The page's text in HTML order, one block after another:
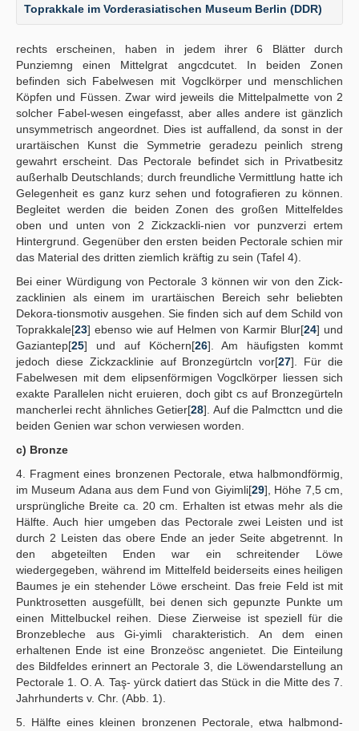
Toprakkale im Vorderasiatischen Museum Berlin (DDR)
rechts erscheinen, haben in jedem ihrer 6 Blätter durch
Punziemng einen Mittelgrat angcdcutet. In beiden Zonen
befinden sich Fabelwesen mit Vogclkörper und menschlichen
Köpfen und Füssen. Zwar wird jeweils die Mittelpalmette von 2
solcher Fabel-wesen eingefasst, aber alles andere ist gänzlich
unsymmetrisch angeordnet. Dies ist auffallend, da sonst in der
urartäischen Kunst die Symmetrie geradezu peinlich streng
gewahrt erscheint. Das Pectorale befindet sich in Privatbesitz
außerhalb Deutschlands; durch freundliche Vermittlung hatte ich
Gelegenheit es ganz kurz sehen und fotografieren zu können.
Begleitet werden die beiden Zonen des großen Mittelfeldes
oben und unten von 2 Zickzackli-nien vor punzverzi ertem
Hintergrund. Gegenüber den ersten beiden Pectorale schien mir
das Material des dritten ziemlich kräftig zu sein (Tafel 4).
Bei einer Würdigung von Pectorale 3 können wir von den Zick-
zacklinien als einem im urartäischen Bereich sehr beliebten
Dekora-tionsmotiv ausgehen. Sie finden sich auf dem Schild von
Toprakkale[23] ebenso wie auf Helmen von Karmir Blur[24] und
Gaziantep[25] und auf Köchern[26]. Am häufigsten kommt
jedoch diese Zickzacklinie auf Bronzegürtcln vor[27]. Für die
Fabelwesen mit dem elipsenförmigen Vogclkörper liessen sich
exakte Parallelen nicht eruieren, doch gibt cs auf Bronzegürteln
mancherlei recht ähnliches Getier[28]. Auf die Palmcttcn und die
beiden Genien war schon verwiesen worden.
c) Bronze
4. Fragment eines bronzenen Pectorale, etwa halbmondförmig,
im Museum Adana aus dem Fund von Giyimli[29], Höhe 7,5 cm,
ursprüngliche Breite ca. 20 cm. Erhalten ist etwas mehr als die
Hälfte. Auch hier umgeben das Pectorale zwei Leisten und ist
durch 2 Leisten das obere Ende an jeder Seite abgetrennt. In
den abgeteilten Enden war ein schreitender Löwe
wiedergegeben, während im Mittelfeld beiderseits eines heiligen
Baumes je ein stehender Löwe erscheint. Das freie Feld ist mit
Punktrosetten ausgefüllt, bei denen sich gepunzte Punkte um
einen Mittelbuckel reihen. Diese Zierweise ist speziell für die
Bronzebleche aus Gi-yimli charakteristich. An dem einen
erhaltenen Ende ist eine Bronzeösc angenietet. Die Einteilung
des Bildfeldes erinnert an Pectorale 3, die Löwendarstellung an
Pectorale 1. O. A. Taş- yürck datiert das Stück in die Mitte des 7.
Jahrhunderts v. Chr. (Abb. 1).
5. Hälfte eines kleinen bronzenen Pectorale, etwa halbmond-